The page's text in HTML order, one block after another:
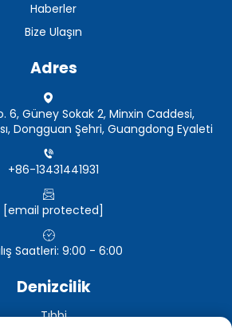
Haberler
Bize Ulaşın
Adres
6, Güney Sokak 2, Minxin Caddesi,
Dongguan Şehri, Guangdong Eyaleti
+86-13431441931
[email protected]
Saatleri: 9:00 - 6:00
Denizcilik
Tıbbi